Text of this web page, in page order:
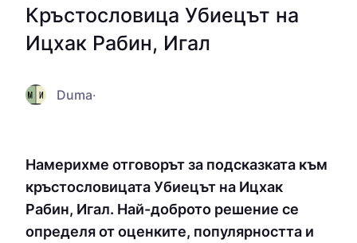
Кръстословица Убиецът на
Ицхак Рабин, Игал
Duma·
Намерихме отговорът за подсказката към
кръстословицата Убиецът на Ицхак
Рабин, Игал. Най-доброто решение се
определя от оценките, популярността и